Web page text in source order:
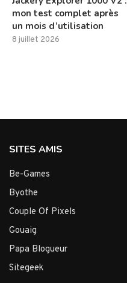
mon test complet après
un mois d’utilisation
8 juillet 2026
SITES AMIS
Be-Games
Byothe
Couple Of Pixels
Gouaig
Papa Blogueur
Sitegeek